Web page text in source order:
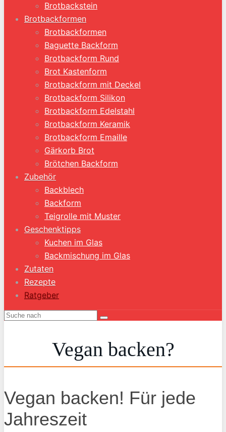
Brotbackstein
Brotbackformen
Brotbackformen
Baguette Backform
Brotbackform Rund
Brot Kastenform
Brotbackform mit Deckel
Brotbackform Silikon
Brotbackform Edelstahl
Brotbackform Keramik
Brotbackform Emaille
Gärkorb Brot
Brötchen Backform
Zubehör
Backblech
Backform
Teigrolle mit Muster
Geschenktipps
Kuchen im Glas
Backmischung im Glas
Zutaten
Rezepte
Ratgeber
Vegan backen?
Vegan backen! Für jede
Jahreszeit